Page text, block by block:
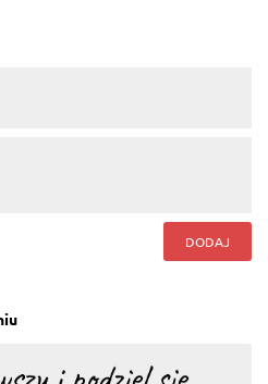
Smakowała nam lepiej
DODAJ